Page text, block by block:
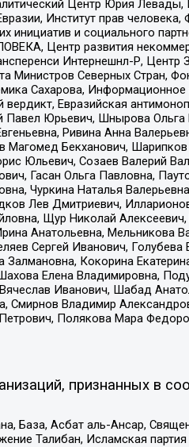
Центр Юрия Левады,
Институт прав
инициатив и социального
Центр развития
Интернешнл-Р,
Министров Северных Стран,
Сахарова,
Евразийская
Павел Юрьевич, Шнырова
Ривина Анна
Магомед Бекханович,
Юльевич, Созаев Валерий
Гасан Ольга Павловна,
Чуркина Наталья
Лев Дмитриевич,
Щур Николай
Анатольевна, Мельникова
Сергей Иванович, Голубева
Кокорина
Елена Владимировна,
Иванович, Шабад
Смирнов Владимир
Полякова Мара
признанных в
База, Асбат аль-Ансар,
Талибан, Исламская партия